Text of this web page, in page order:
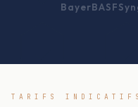
BayerBASF
TARIFS INDICATIFS